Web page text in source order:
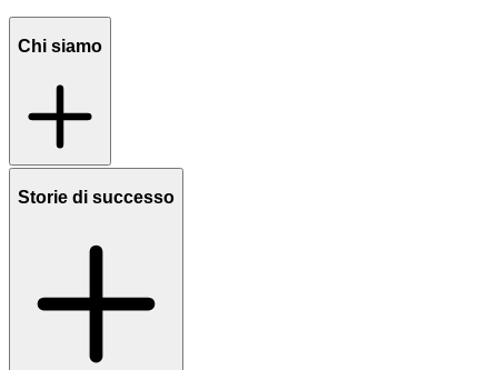
Chi siamo
Storie di successo